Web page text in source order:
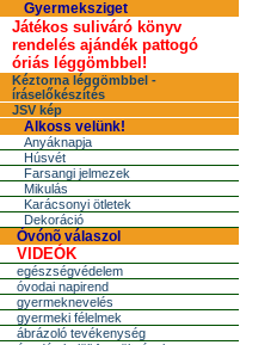
Gyermeksziget
Játékos suliváró könyv
rendelés ajándék pattogó
óriás léggömbbel!
Kéztorna léggömbbel -
íráselőkészítés
JSV kép
Alkoss velünk!
Anyáknapja
Húsvét
Farsangi jelmezek
Mikulás
Karácsonyi ötletek
Dekoráció
Óvónõ válaszol
VIDEÓK
egészségvédelem
óvodai napirend
gyermeknevelés
gyermeki félelmek
ábrázoló tevékenység